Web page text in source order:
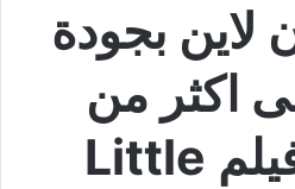
لاين بجودة
اكثر من
سيرفر فيلم Little